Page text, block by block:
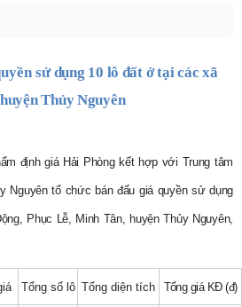
sử dụng 10 lô đất ở tại các xã
Thủy Nguyên
định giá Hải Phòng kết hợp với Trung tâm
Nguyên tổ chức bán đấu giá quyền sử dụng
Phục Lễ, Minh Tân, huyện Thủy Nguyên,
Tổng số lô Tổng diện tích Tổng giá KĐ (đ)